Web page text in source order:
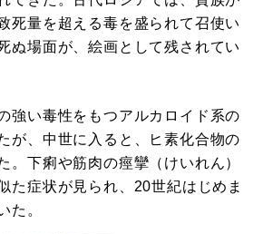
死量を超える毒を盛られて召使い
ぬ場面が、絵画として残されてい
強い毒性をもつアルカロイド系の
が、中世に入ると、ヒ素化合物の
。下痢や筋肉の痙攣（けいれん）
た症状が見られ、20世紀はじめま
た。